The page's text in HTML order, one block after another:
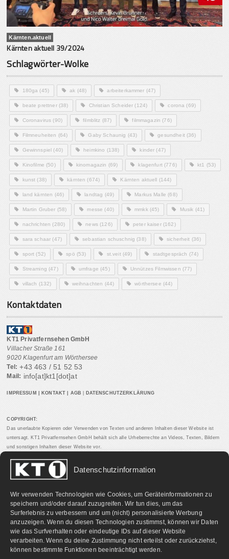
Datenschutzinformation
Wir verwenden Technologien wie Cookies, um Geräteinformationen zu
speichern und/oder darauf zuzugreifen. Wir tun dies, um das
Surferlebnis zu verbessern und um (nicht) personalisierte Werbung
anzuzeigen. Wenn du diesen Technologien zustimmst, können wir Daten
wie das Surfverhalten oder eindeutige IDs auf dieser Website
verarbeiten. Wenn du deine Zustimmung nicht erteilst oder zurückziehst,
können bestimmte Funktionen beeinträchtigt werden.
Kärnten.aktuell
Kärnten aktuell 39/2024
Schlagwörter-Wolke
180ga (45) ak (48) arbeiterkammer (47)
beate prettner(38) Christian Scheider (124) corona (69)
Coronavirus (90) filmblitz (87) filmmagazin (76)
Filmneuheiten (64) Gaby Schaunig (43) gesundheit(36)
Gewinnspiel (40) heimkino (138) kinder (47)
Kinofilme (50) kinomagazin (69) klagenfurt(776) kt1 (53)
kunst (38) kärnten (674) Kärnten aktuell (144)
land kärnten (46) landtag (49) Markus Malle (68)
Martin Gruber (58) messe (40) mmkk(45) Musik (41)
nachrichten (280) news(126) peter kaiser(162)
sara schaar (47) sebastian schuschnig (38) sicherheit (36)
sport (52) spö (53) st.veit(49) stadtgespräch (74)
Streaming (47) umfrage (45) Unnützes Filmwissen (77)
villach (132) weihnachten (44) wörthersee (44)
Kontaktdaten
KT1 Privatfernsehen GmbH
Villacher Straße 161
9020 Klagenfurt am Wörthersee
Tel: +43 463 / 51 52 53
Mail: info[at]kt1[dot]at
IMPRESSUM KONTAKT AGB DATENSCHUTZERKLÄRUNG
COPYRIGHT:
Das unerlaubte Kopieren oder Verwenden von Texten und anderen Inhalten dieser Website ist
untersagt. KT1 Privatfernsehen GmbH behält sich alle Urheberrechte an Videos, Texten, Bildern
und sonstigen Inhalten dieser Website vor.
PARTNERLINKS: